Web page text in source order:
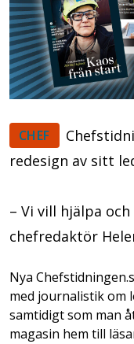
CHEF
redesign av sitt
– Vi vill hjälpa
chefredaktör
Nya
med journalistik om
samtidigt som man
magasin hem till